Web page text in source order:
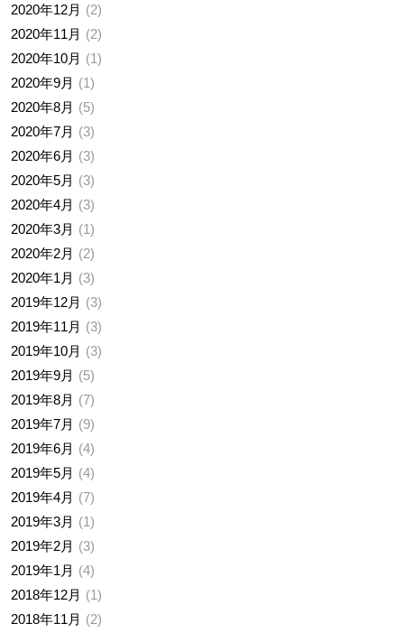
2020年12月
2
2020年11月
2
2020年10月
1
2020年9月
1
2020年8月
5
2020年7月
3
2020年6月
3
2020年5月
3
2020年4月
3
2020年3月
1
2020年2月
2
2020年1月
3
2019年12月
3
2019年11月
3
2019年10月
3
2019年9月
5
2019年8月
7
2019年7月
9
2019年6月
4
2019年5月
4
2019年4月
7
2019年3月
1
2019年2月
3
2019年1月
4
2018年12月
1
2018年11月
2